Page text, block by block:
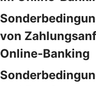
von
Online-Banking